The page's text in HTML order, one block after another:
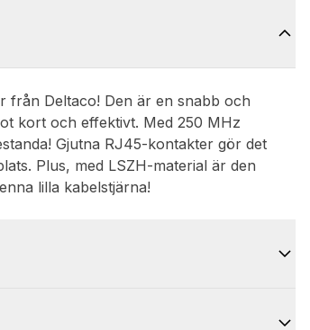
från Deltaco! Den är en snabb och
kort och effektivt. Med 250 MHz
Gjutna RJ45-kontakter gör det
Plus, med LSZH-material är den
lilla kabelstjärna!